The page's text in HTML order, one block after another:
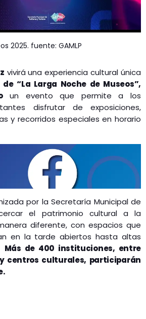
2025. fuente: GAMLP
vivirá una experiencia cultural única
“La Larga Noche de Museos”,
un evento que permite a los
disfrutar de exposiciones,
y recorridos especiales en horario
por la Secretaría Municipal de
el patrimonio cultural a la
diferente, con espacios que
en la tarde abiertos hasta altas
Más de 400 instituciones, entre
centros culturales, participarán